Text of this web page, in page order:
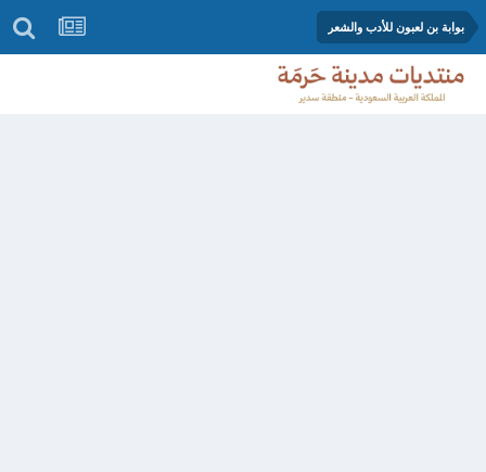
بوابة بن لعبون للأدب والشعر